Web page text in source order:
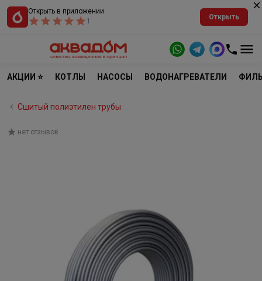
Открыть в приложении
1
Открыть
АКЦИИ ⭐ КОТЛЫ НАСОСЫ ВОДОНАГРЕВАТЕЛИ
Сшитый полиэтилен трубы
нет отзывов